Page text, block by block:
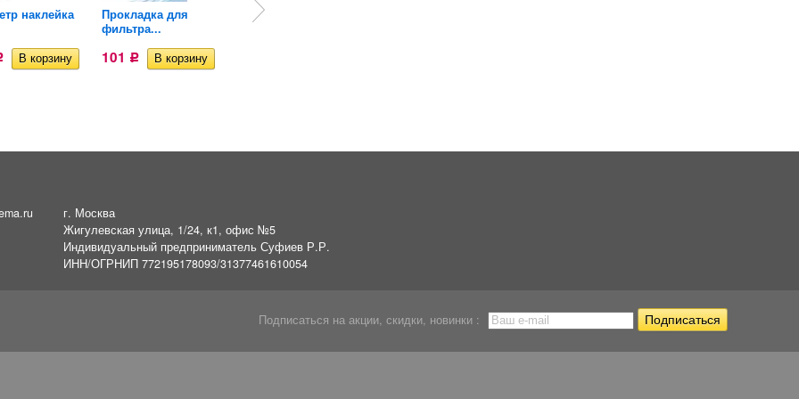
наклейка
Прокладка для
фильтра...
101 Р
Прокладка для
г. Москва
Жигулевская улица, 1/24, к1, офис №5
Индивидуальный предприниматель Суфиев Р.Р.
ИНН/ОГРНИП 772195178093/31377461610054
Подписаться на акции, скидки, новинки :